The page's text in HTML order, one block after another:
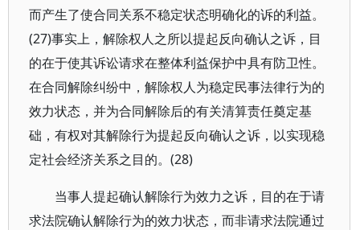
而产生了使合同关系不稳定状态明确化的诉的利益。
(27)事实上，解除权人之所以提起反向确认之诉，目
的在于使其诉讼请求在整体利益保护中具有防卫性。
在合同解除纠纷中，解除权人为稳定民事法律行为的
效力状态，并为合同解除后的有关清算责任奠定基
础，有权对其解除行为提起反向确认之诉，以实现稳
定社会经济关系之目的。(28)
当事人提起确认解除行为效力之诉，目的在于请
求法院确认解除行为的效力状态，而非请求法院通过